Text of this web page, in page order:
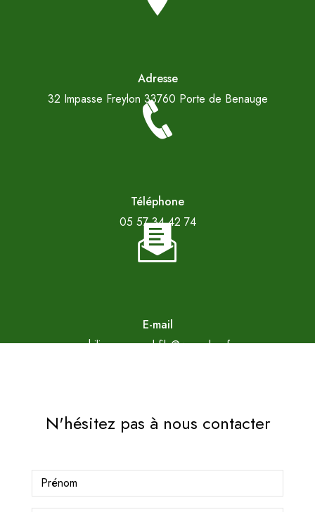
Adresse
32 Impasse Freylon 33760 Porte de Benauge
Téléphone
05 57 34 42 74
E-mail
philippe.arnaud.fils@wanadoo.fr
N'hésitez pas à nous contacter